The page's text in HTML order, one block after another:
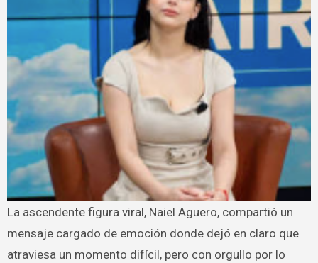
La ascendente figura viral, Naiel Aguero, compartió un
mensaje cargado de emoción donde dejó en claro que
atraviesa un momento difícil, pero con orgullo por lo